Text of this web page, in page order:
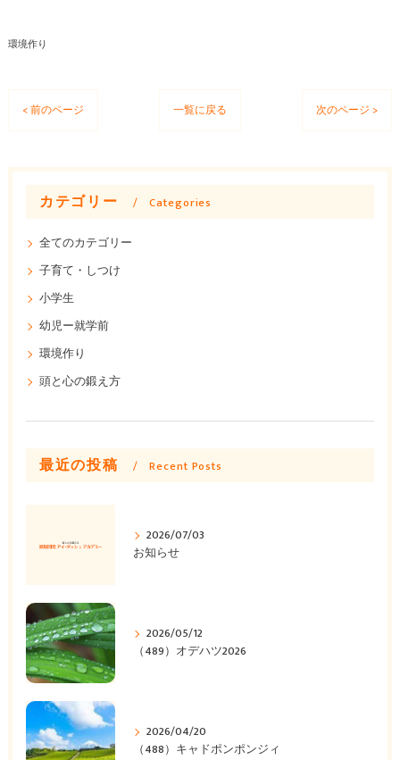
環境作り
< 前のページ 一覧に戻る 次のページ >
カテゴリー Categories
全てのカテゴリー
子育て・しつけ
小学生
幼児ー就学前
環境作り
頭と心の鍛え方
最近の投稿 Recent Posts
2026/07/03
お知らせ
2026/05/12
（489）オデハツ2026
2026/04/20
（488）キャドポンポンジィ